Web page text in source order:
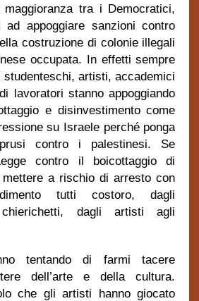
tra i Democratici,
ad appoggiare sanzioni contro
costruzione di colonie illegali
occupata. In effetti sempre
studenteschi, artisti, accademici
lavoratori stanno appoggiando
e disinvestimento come
su Israele perché ponga
contro i palestinesi. Se
contro il boicottaggio di
mettere a rischio di arresto con
tutti costoro, dagli
dagli artisti agli
tentando di farmi tacere
dell’arte e della cultura.
che gli artisti hanno giocato